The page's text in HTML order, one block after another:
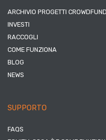
ARCHIVIO PROGETTI
INVESTI
RACCOGLI
COME FUNZIONA
BLOG
NEWS
SUPPORTO
FAQS